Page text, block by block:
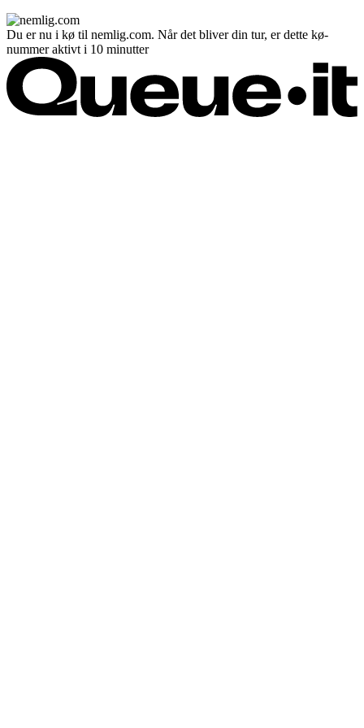
Du er nu i kø til nemlig.com. Når det bliver din tur, er dette kø-
nummer aktivt i 10 minutter